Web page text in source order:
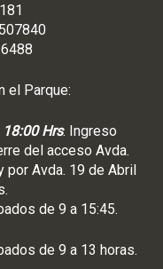
el Parque:
Hrs. Ingreso
del acceso Avda.
por Avda. 19 de Abril
de 9 a 15:45.
de 9 a 13 horas.